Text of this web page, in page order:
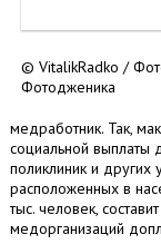
© VitalikRadko /
Фотодженика
медработник. Так,
социальной выплаты
поликлиник и других
расположенных в
тыс. человек,
медорганизаций